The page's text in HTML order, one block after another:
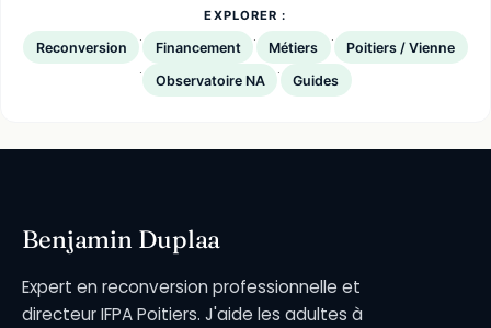
EXPLORER :
Reconversion · Financement · Métiers · Poitiers / Vienne
· Observatoire NA · Guides
Benjamin Duplaa
Expert en reconversion professionnelle et
directeur IFPA Poitiers. J'aide les adultes à